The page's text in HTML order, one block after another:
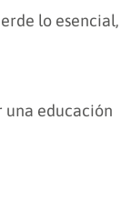
lo esencial,
una educación